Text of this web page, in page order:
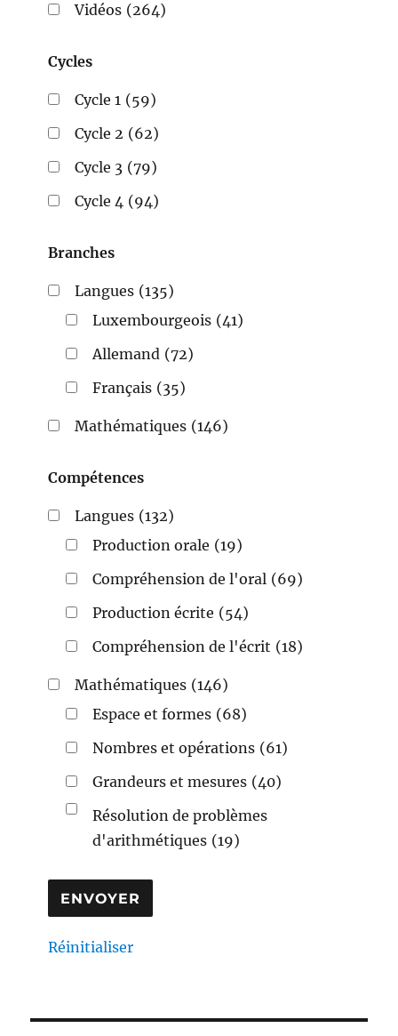
Vidéos (264)
Cycles
Cycle 1 (59)
Cycle 2 (62)
Cycle 3 (79)
Cycle 4 (94)
Branches
Langues (135)
Luxembourgeois (41)
Allemand (72)
Français (35)
Mathématiques (146)
Compétences
Langues (132)
Production orale (19)
Compréhension de l'oral (69)
Production écrite (54)
Compréhension de l'écrit (18)
Mathématiques (146)
Espace et formes (68)
Nombres et opérations (61)
Grandeurs et mesures (40)
Résolution de problèmes
d'arithmétiques (19)
Réinitialiser